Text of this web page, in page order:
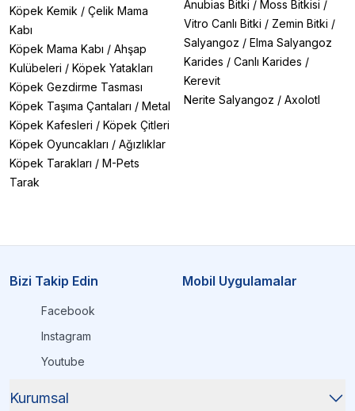
Köpek Kemik / Çelik Mama
Kabı
Köpek Mama Kabı / Ahşap
Kulübeleri / Köpek Yatakları
Köpek Gezdirme Tasması
Köpek Taşıma Çantaları / Metal
Köpek Kafesleri / Köpek Çitleri
Köpek Oyuncakları / Ağızlıklar
Köpek Tarakları / M-Pets
Tarak
Anubias Bitki / Moss Bitkisi /
Vitro Canlı Bitki / Zemin Bitki /
Salyangoz / Elma Salyangoz
Karides / Canlı Karides /
Kerevit
Nerite Salyangoz / Axolotl
Bizi Takip Edin
Facebook
Instagram
Youtube
Mobil Uygulamalar
Kurumsal